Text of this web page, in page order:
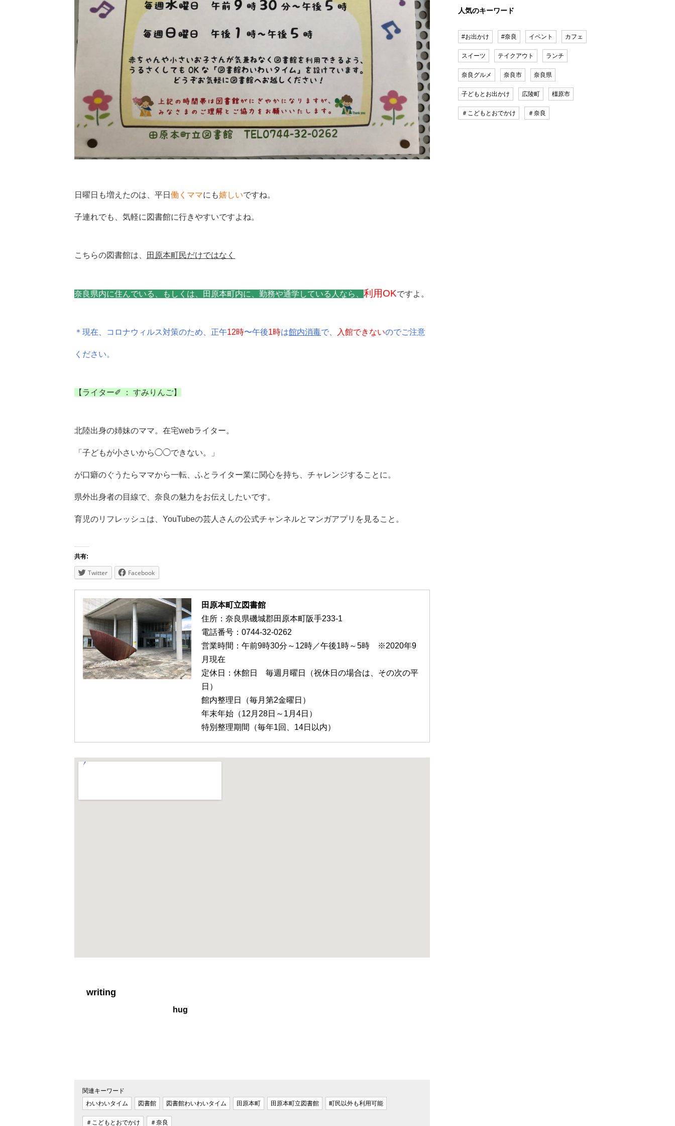
日曜日も増えたのは、平日 働くママにも嬉しいですね。
子連れでも、気軽に図書館に行きやすいですよね。
こちらの図書館は、 田原本町民だけではなく
奈良県内に住んでいる、もしくは、田原本町内に、勤務や通学している人なら、 利用OKですよ。
＊現在、コロナウィルス対策のため、正午12時〜午後1時は館内消毒で、 入館できないのでご注意
ください。
【ライター✐ ： すみりんご】
北陸出身の姉妹のママ。在宅webライター。
「子どもが小さいから◯◯できない。」
が口癖のぐうたらママから一転、ふとライター業に関心を持ち、 チャレンジすることに。
県外出身者の目線で、奈良の魅力をお伝えしたいです。
育児のリフレッシュは、 YouTubeの芸人さんの公式チャンネルとマンガアプリを見る こと。
共有:
Twitter Facebook
田原本町立図書館
住所：奈良県磯城郡田原本町阪手233-1
電話番号：0744-32-0262
営業時間：午前9時30分～12時／午後1時～5時 ※2020年9
月現在
定休日：休館日 毎週月曜日（祝休日の場合は、その次の平
日）
館内整理日（毎月第2金曜日）
年末年始（12月28日～1月4日）
特別整理期間（毎年1回、14日以内）
writing
hug
関連キーワード
わいわいタイム
図書館 図書館わいわいタイム 田原本町 田原本町立図書館 町民以外も利用可能
＃こどもとおでかけ ＃奈良
人気のキーワード
#お出かけ #奈良 イベント カフェ
スイーツ テイクアウト ランチ
奈良グルメ 奈良市 奈良県
子どもとお出かけ 広陵町 橿原市
＃こどもとおでかけ ＃奈良